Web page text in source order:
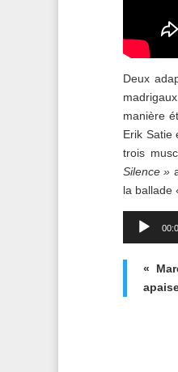
Deux
manière
Erik Satie
trois
Silence »
la ballade
Lecteur
«